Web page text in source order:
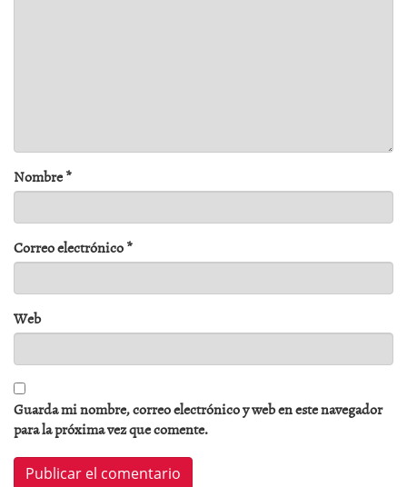
Nombre*
Correo electrónico*
Web
Guarda mi nombre, correo electrónico y web en este navegador
para la próxima vez que comente.